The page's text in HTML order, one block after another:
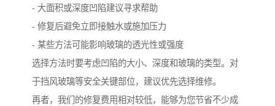
- 大面积或深度凹陷建议寻求帮助
- 修复后避免立即接触水或施加压力
- 某些方法可能影响玻璃的透光性或强度
选择方法时要考虑凹陷的大小、深度和玻璃的类型。对
于挡风玻璃等安全关键部位，建议优先选择维修。
再者，我们的修复费用相对较低，能够为您节省不少成